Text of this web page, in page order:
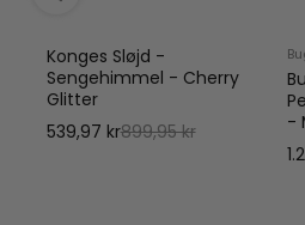
Konges Sløjd -
Sengehimmel - Cherry
Glitter
539,97 kr899,95 kr
-